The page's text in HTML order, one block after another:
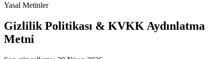
Yasal Metinler
Gizlilik Politikası & KVKK Aydınlatma
Metni